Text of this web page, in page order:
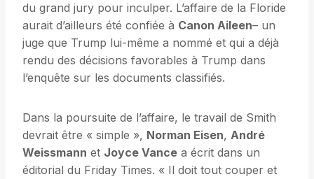
du grand jury pour inculper. L’affaire de la Floride
aurait d’ailleurs été confiée à Canon Aileen– un
juge que Trump lui-même a nommé et qui a déjà
rendu des décisions favorables à Trump dans
l’enquête sur les documents classifiés.
Dans la poursuite de l’affaire, le travail de Smith
devrait être « simple », Norman Eisen, André
Weissmann et Joyce Vance a écrit dans un
éditorial du Friday Times. « Il doit tout couper et